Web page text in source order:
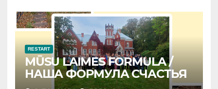
RESTART
MŪSU LAIMES FORMULA /
НАША ФОРМУЛА СЧАСТЬЯ